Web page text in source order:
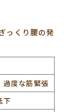
っくり腰の発
過度な筋緊張
下